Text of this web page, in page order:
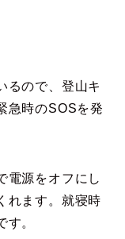
るので、登山キ
急時のSOSを発
電源をオフにし
れます。就寝時
。